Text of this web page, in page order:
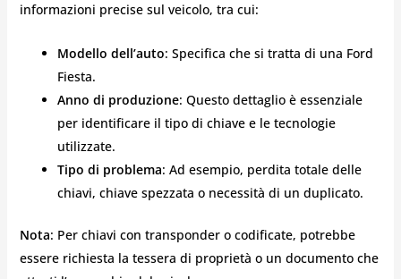
informazioni precise sul veicolo, tra cui:
Modello dell’auto: Specifica che si tratta di una Ford
Fiesta.
Anno di produzione: Questo dettaglio è essenziale
per identificare il tipo di chiave e le tecnologie
utilizzate.
Tipo di problema: Ad esempio, perdita totale delle
chiavi, chiave spezzata o necessità di un duplicato.
Nota: Per chiavi con transponder o codificate, potrebbe
essere richiesta la tessera di proprietà o un documento che